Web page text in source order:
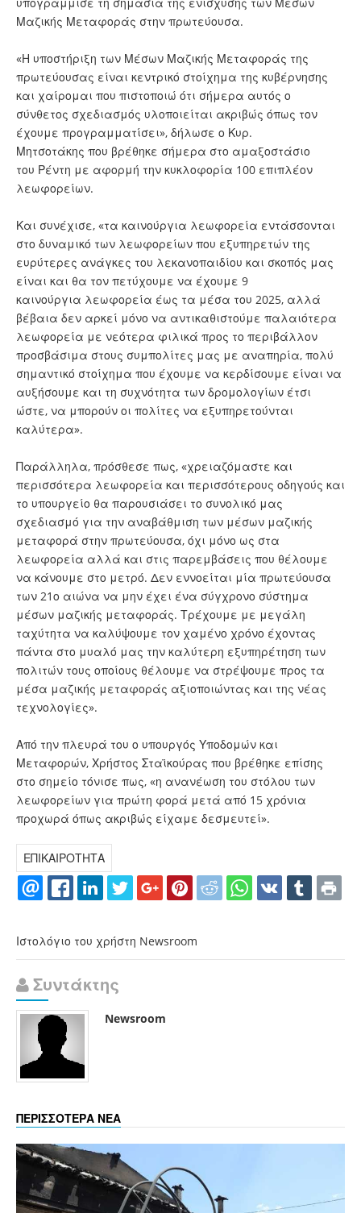
Μαζικής Μεταφοράς στην πρωτεύουσα.
«Η υποστήριξη των Μέσων Μαζικής Μεταφοράς της
πρωτεύουσας είναι κεντρικό στοίχημα της κυβέρνησης
και χαίρομαι που πιστοποιώ ότι σήμερα αυτός ο
σύνθετος σχεδιασμός υλοποιείται ακριβώς όπως τον
έχουμε προγραμματίσει», δήλωσε ο Κυρ.
Μητσοτάκης που βρέθηκε σήμερα στο αμαξοστάσιο
του Ρέντη με αφορμή την κυκλοφορία 100 επιπλέον
λεωφορείων.
Και συνέχισε, «τα καινούργια λεωφορεία εντάσσονται
στο δυναμικό των λεωφορείων που εξυπηρετών της
ευρύτερες ανάγκες του λεκανοπαιδίου και σκοπός μας
είναι και θα τον πετύχουμε να έχουμε 9
καινούργια λεωφορεία έως τα μέσα του 2025, αλλά
βέβαια δεν αρκεί μόνο να αντικαθιστούμε παλαιότερα
λεωφορεία με νεότερα φιλικά προς το περιβάλλον
προσβάσιμα στους συμπολίτες μας με αναπηρία, πολύ
σημαντικό στοίχημα που έχουμε να κερδίσουμε είναι να
αυξήσουμε και τη συχνότητα των δρομολογίων έτσι
ώστε, να μπορούν οι πολίτες να εξυπηρετούνται
καλύτερα».
Παράλληλα, πρόσθεσε πως, «χρειαζόμαστε και
περισσότερα λεωφορεία και περισσότερους οδηγούς και
το υπουργείο θα παρουσιάσει το συνολικό μας
σχεδιασμό για την αναβάθμιση των μέσων μαζικής
μεταφορά στην πρωτεύουσα, όχι μόνο ως στα
λεωφορεία αλλά και στις παρεμβάσεις που θέλουμε
να κάνουμε στο μετρό. Δεν εννοείται μία πρωτεύουσα
των 21ο αιώνα να μην έχει ένα σύγχρονο σύστημα
μέσων μαζικής μεταφοράς. Τρέχουμε με μεγάλη
ταχύτητα να καλύψουμε τον χαμένο χρόνο έχοντας
πάντα στο μυαλό μας την καλύτερη εξυπηρέτηση των
πολιτών τους οποίους θέλουμε να στρέψουμε προς τα
μέσα μαζικής μεταφοράς αξιοποιώντας και της νέας
τεχνολογίες».
Από την πλευρά του ο υπουργός Υποδομών και
Μεταφορών, Χρήστος Σταϊκούρας που βρέθηκε επίσης
στο σημείο τόνισε πως, «η ανανέωση του στόλου των
λεωφορείων για πρώτη φορά μετά από 15 χρόνια
προχωρά όπως ακριβώς είχαμε δεσμευτεί».
ΕΠΙΚΑΙΡΟΤΗΤΑ
Ιστολόγιο του χρήστη Newsroom
Συντάκτης
Newsroom
ΠΕΡΙΣΣΟΤΕΡΑ ΝΕΑ